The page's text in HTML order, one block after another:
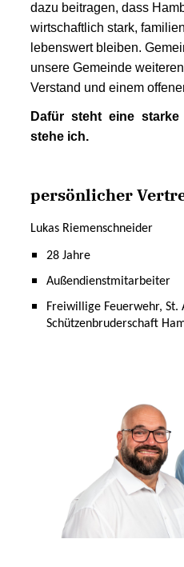
dazu beitragen, dass
wirtschaftlich stark,
lebenswert bleiben.
unsere Gemeinde
Verstand und einem
Dafür steht eine
stehe ich.
persönlicher
Lukas Riemenschneider
28 Jahre
Außendienstmitarbeiter
Freiwillige Feuerwehr, St.
Schützenbruderschaft